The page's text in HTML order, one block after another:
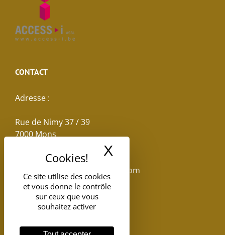
Ce site utilise des cookies
et vous donne le contrôle
sur ceux que vous
souhaitez activer
X
CONTACT
Adresse :
Rue de Nimy 37 / 39
7000 Mons
reservations.losseau@gmail.com
Tel: +32(0)65.398.880